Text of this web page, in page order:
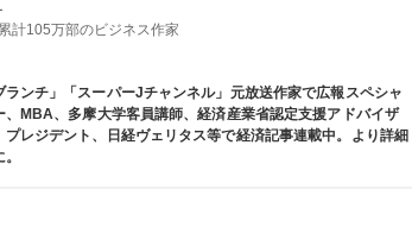
計105万部のビジネス作家
ランチ」「スーパーJチャンネル」元放送作家で広報スペシャ
、MBA、多摩大学客員講師、経済産業省認定支援アドバイザ
レジデント、日経ヴェリタス等で経済記事連載中。より詳細